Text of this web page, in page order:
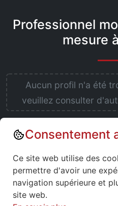
Professionnel
mesure
Aucun profil n'a été
veuillez consulter
Annuaire : Monte escalier
Meurthe-et-Moselle
Consentement
Ce site web utilise des
permettre d'avoir une
navigation supérieure et
site web.